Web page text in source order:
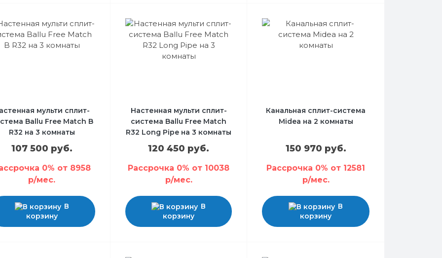
мульти сплит-
Ballu Free Match B
R32 на 3 комнаты
107 500 руб.
0% от 8958
р/мес.
В
корзину
Настенная мульти сплит-
система Ballu Free Match
R32 Long Pipe на 3 комнаты
120 450 руб.
Рассрочка 0% от 10038
р/мес.
В
корзину
Канальная сплит-система
Midea на 2 комнаты
150 970 руб.
Рассрочка 0% от 12581
р/мес.
В
корзину